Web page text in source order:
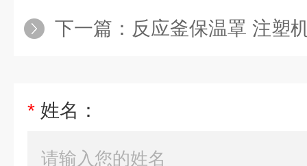
下一篇： 反应釜保温罩 注塑机保温被
* 姓名：